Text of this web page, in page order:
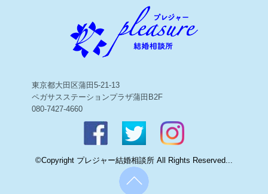
東京都大田区蒲田5-21-13
ペガサスステーションプラザ蒲田B2F
080-7427-4660
©Copyright プレジャー結婚相談所 All Rights Reserved...